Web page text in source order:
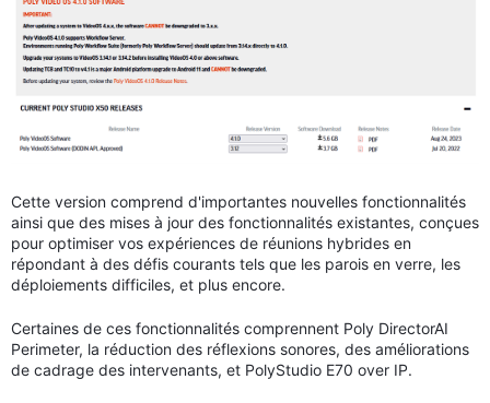
Cette version comprend d'importantes nouvelles fonctionnalités
ainsi que des mises à jour des fonctionnalités existantes, conçues
pour optimiser vos expériences de réunions hybrides en
répondant à des défis courants tels que les parois en verre, les
déploiements difficiles, et plus encore.
Certaines de ces fonctionnalités comprennent Poly DirectorAI
Perimeter, la réduction des réflexions sonores, des améliorations
de cadrage des intervenants, et PolyStudio E70 over IP.